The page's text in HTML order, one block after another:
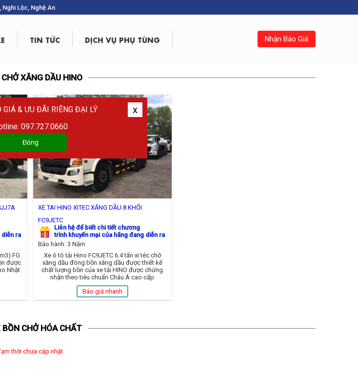
Nghi Lộc, Nghệ An
TIN TỨC DỊCH VỤ PHỤ TÙNG Nhận Báo Giá
XĂNG DẦU HINO
diễn ra
FG
được
Nhật
XE TAI HINO XITEC XĂNG DẦU 8 KHỐI
FC9JETC
Liên hệ để biết chi tiết chương
trình khuyến mại của hãng đang diễn ra
Bảo hành: 3 Năm
Xe ô tô tải Hino FC9JETC 6.4 tấn xi téc chở
xăng dầu đóng bồn xăng dầu được thiết kế
chất lượng bồn của xe tải HINO được chứng
nhận theo tiêu chuẩn Châu Á cao cấp
Báo giá nhanh
BỒN CHỞ HÓA CHẤT
thời chưa cập nhật
GIÁ & ƯU ĐÃI RIÊNG ĐẠI LÝ x
097.727.0660
Đóng